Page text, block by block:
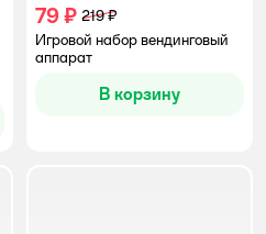
79 ₽ 219 ₽
Игровой набор вендинговый
аппарат
В корзину